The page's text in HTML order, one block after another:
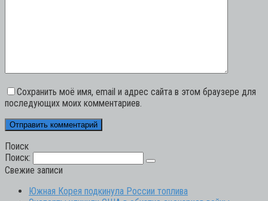
Сохранить моё имя, email и адрес сайта в этом браузере для
последующих моих комментариев.
Поиск
Поиск:
Свежие записи
Южная Корея подкинула России топлива